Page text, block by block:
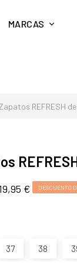
MARCAS
REFRESH de
€ DESCUENTO
37 38